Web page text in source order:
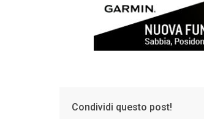
Condividi questo post!